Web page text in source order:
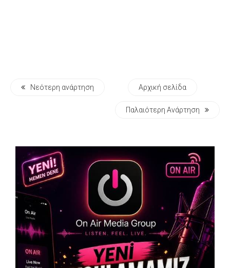
Νεότερη ανάρτηση Αρχική σελίδα
Παλαιότερη Ανάρτηση